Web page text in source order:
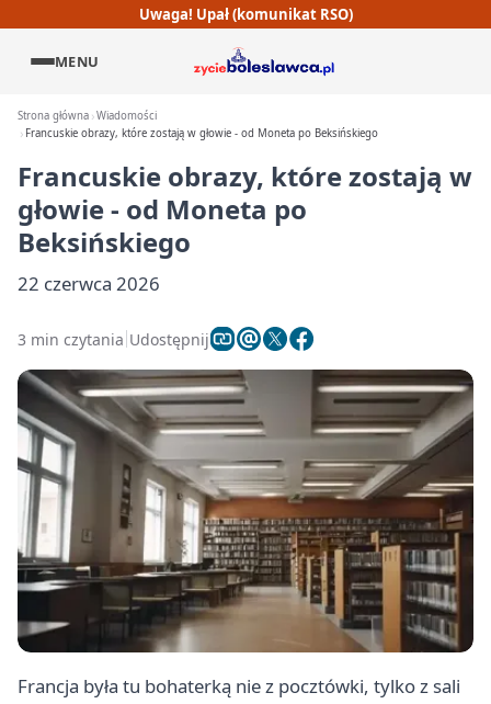
Uwaga! Upał (komunikat RSO)
MENU
Strona główna Wiadomości
Francuskie obrazy, które zostają w głowie - od Moneta po Beksińskiego
Francuskie obrazy, które zostają w
głowie - od Moneta po
Beksińskiego
22 czerwca 2026
3 min czytania Udostępnij
Francja była tu bohaterką nie z pocztówki, tylko z sali